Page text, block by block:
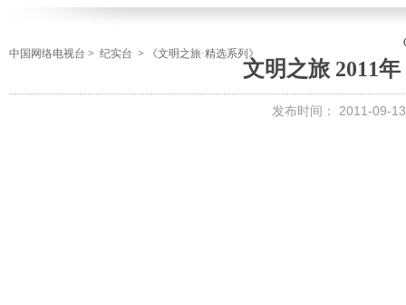
中国网络电视台 > 纪实台 > 《文明之旅·精选系列》
文明之旅 2011年
发布时间： 2011-09-